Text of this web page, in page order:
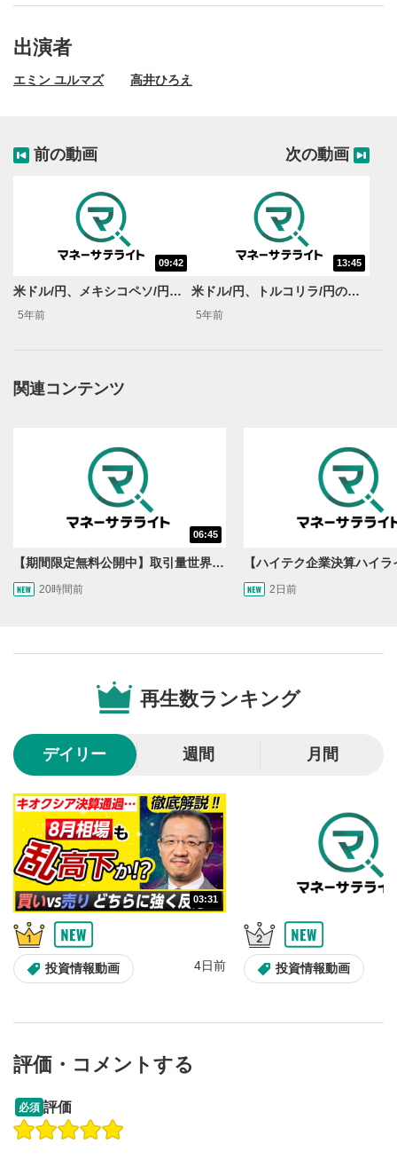
動画再生エリアにマウスを乗せると表示されます。
動画を再生または一時停止します。
10秒戻し/10秒送り
10秒、動画を巻き戻し/早送りします。
再生位置を示しています。再生したい位置をクリック
するとその位置から動画が再生されます。
スライダーを上下すると音量が調整できます。
8
全画面表示
動画が全画面で表示されます。再度クリックすると元
のサイズに戻ります。
出演者
エミン ユルマズ 高井ひろえ
前の動画
09:42
米ドル/円、メキシコペソ/円の見通し（前編）【エミンの月間為替相場見通し】12月号
5年前
次の動画
13:45
米ドル/円、トルコリラ/円の見通し（前編）【エミンの月間為替相場見通し】1月号
5年前
関連コンテンツ
06:45
【期間限定無料公開中】取引量世界一の通貨ペアに優位性あり!?ドル/円&ユーロドルのテクニカルを検証！【JINのマンスリーFX戦略】
20時間前 2日前
再生数ランキング
デイリー 週間 月間
03:31
投資情報動画 4日前 投資情報動画
操作説明動画
評価・コメントする
必須 評価